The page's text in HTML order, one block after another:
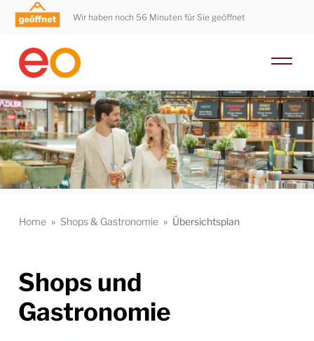
Wir haben noch 56 Minuten für Sie geöffnet
Home » Shops & Gastronomie » Übersichtsplan
Shops und
Gastronomie